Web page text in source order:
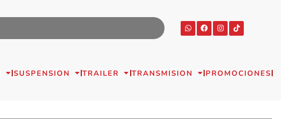
SUSPENSION TRAILER TRANSMISION
PROMOCIONES